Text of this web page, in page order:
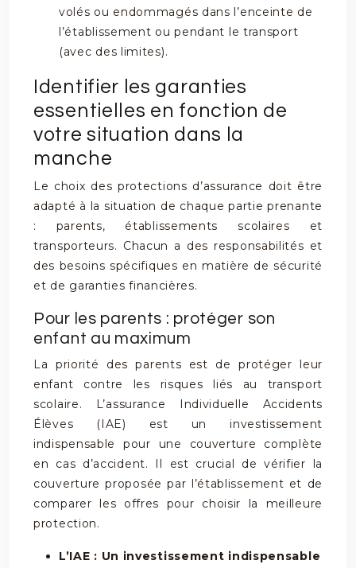
volés ou endommagés dans l’enceinte de
l’établissement ou pendant le transport
(avec des limites).
Identifier les garanties
essentielles en fonction de
votre situation dans la
manche
Le choix des protections d’assurance doit être
adapté à la situation de chaque partie prenante
: parents, établissements scolaires et
transporteurs. Chacun a des responsabilités et
des besoins spécifiques en matière de sécurité
et de garanties financières.
Pour les parents : protéger son
enfant au maximum
La priorité des parents est de protéger leur
enfant contre les risques liés au transport
scolaire. L’assurance Individuelle Accidents
Élèves (IAE) est un investissement
indispensable pour une couverture complète
en cas d’accident. Il est crucial de vérifier la
couverture proposée par l’établissement et de
comparer les offres pour choisir la meilleure
protection.
L’IAE : Un investissement indispensable